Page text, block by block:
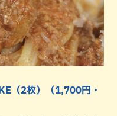
（2枚）（1,700円・